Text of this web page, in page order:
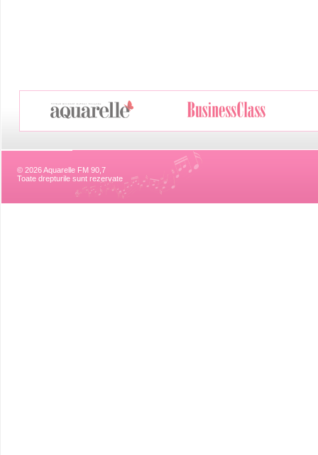
© 2026 Aquarelle FM 90,7
Toate drepturile sunt rezervate